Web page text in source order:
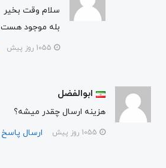
سلام وقت بخیر
بله موجود هست
ابوالفضل
هزینه ارسال چقدر میشه؟
ارسال پاسخ